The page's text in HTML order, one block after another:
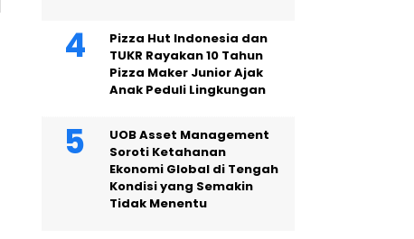
Pizza Hut Indonesia dan
TUKR Rayakan 10 Tahun
Pizza Maker Junior Ajak
Anak Peduli Lingkungan
UOB Asset Management
Soroti Ketahanan
Ekonomi Global di Tengah
Kondisi yang Semakin
Tidak Menentu